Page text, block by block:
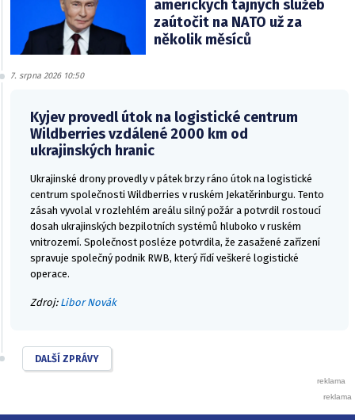
amerických tajných služeb
zaútočit na NATO už za
několik měsíců
7. srpna 2026 10:50
Kyjev provedl útok na logistické centrum
Wildberries vzdálené 2000 km od
ukrajinských hranic
Ukrajinské drony provedly v pátek brzy ráno útok na logistické
centrum společnosti Wildberries v ruském Jekatěrinburgu. Tento
zásah vyvolal v rozlehlém areálu silný požár a potvrdil rostoucí
dosah ukrajinských bezpilotních systémů hluboko v ruském
vnitrozemí. Společnost posléze potvrdila, že zasažené zařízení
spravuje společný podnik RWB, který řídí veškeré logistické
operace.
Zdroj: Libor Novák
DALŠÍ ZPRÁVY